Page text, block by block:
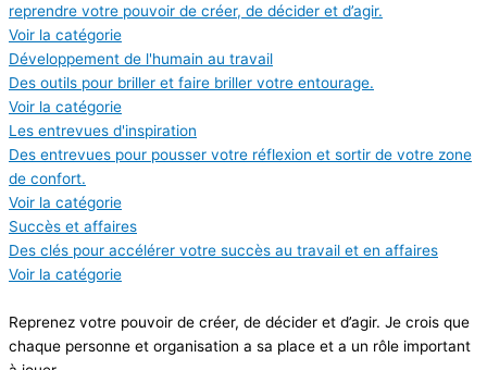
reprendre votre pouvoir de créer, de décider et d’agir.
Voir la catégorie
Développement de l'humain au travail
Des outils pour briller et faire briller votre entourage.
Voir la catégorie
Les entrevues d'inspiration
Des entrevues pour pousser votre réflexion et sortir de votre zone
de confort.
Voir la catégorie
Succès et affaires
Des clés pour accélérer votre succès au travail et en affaires
Voir la catégorie
Reprenez votre pouvoir de créer, de décider et d’agir. Je crois que
chaque personne et organisation a sa place et a un rôle important